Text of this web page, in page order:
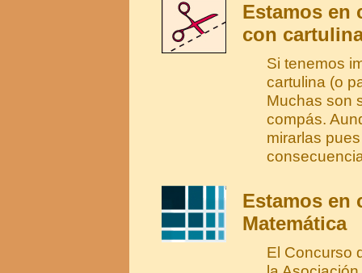
Estamos en
con
Si tenemos
cartulina (o
Muchas son
compás.
mirarlas
Estamos en
Matemática
El Concurso